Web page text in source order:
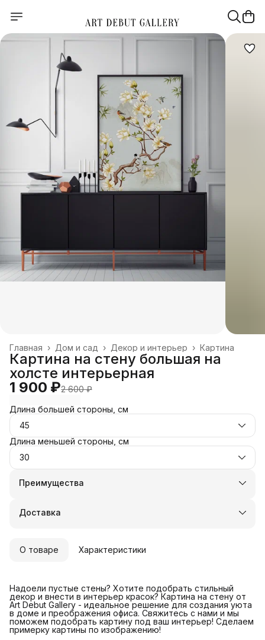
Картина
Декор и интерьер ›
Дом и сад ›
Главная ›
Картина на стену большая на
холсте интерьерная
1 900 ₽2 600 ₽
Длина большей стороны, см
45
Длина меньшей стороны, см
30
Преимущества
Оплата частями в Сплит
Удобный возврат
Доставка
О товаре Характеристики
Надоели пустые стены? Хотите подобрать стильный
декор и внести в интерьер красок? Картина на стену от
Art Debut Gallery - идеальное решение для создания уюта
в доме и преображения офиса. Свяжитесь с нами и мы
поможем подобрать картину под ваш интерьер! Сделаем
примерку картины по изображению!